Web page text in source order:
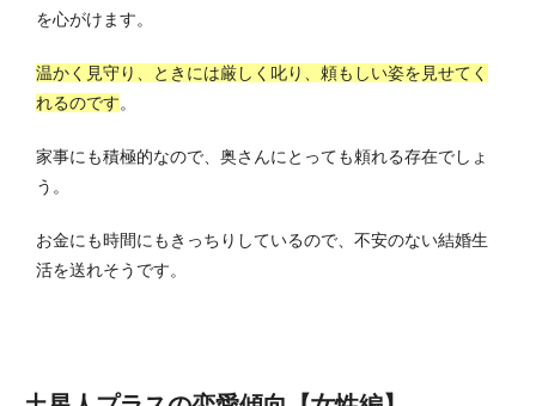
を心がけます。
温かく見守り、ときには厳しく叱り、頼もしい姿を見せてく
れるのです。
家事にも積極的なので、奥さんにとっても頼れる存在でしょ
う。
お金にも時間にもきっちりしているので、不安のない結婚生
活を送れそうです。